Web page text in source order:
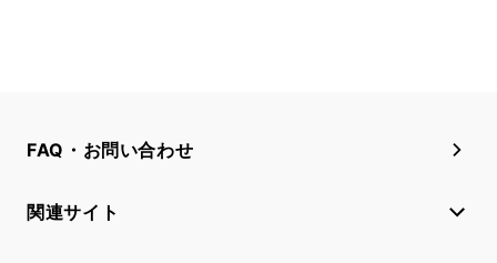
FAQ・お問い合わせ
関連サイト